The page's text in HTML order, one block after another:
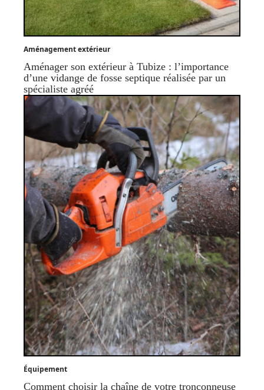
Aménagement extérieur
Aménager son extérieur à Tubize : l’importance
d’une vidange de fosse septique réalisée par un
spécialiste agréé
Équipement
Comment choisir la chaîne de votre tronçonneuse